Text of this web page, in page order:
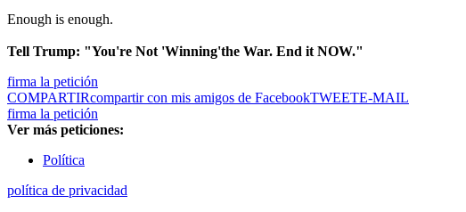
Enough is enough.
Tell Trump: "You're Not 'Winning'the War. End it NOW."
firma la petición
COMPARTIRcompartir con mis amigos de FacebookTWEETE-MAIL
firma la petición
Ver más peticiones:
Política
política de privacidad